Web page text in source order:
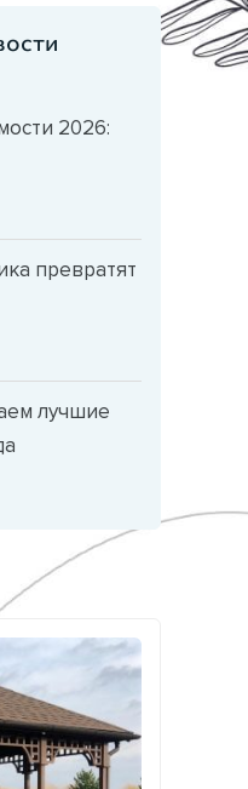
2026:
превратят
лучшие